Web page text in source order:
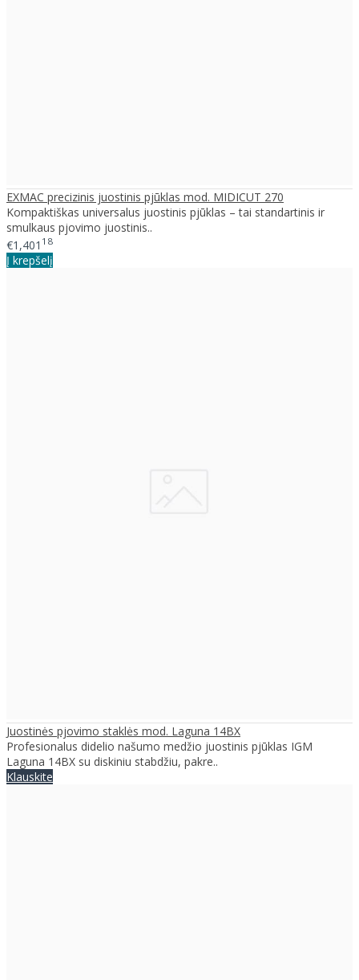
EXMAC precizinis juostinis pjūklas mod. MIDICUT 270
Kompaktiškas universalus juostinis pjūklas – tai standartinis ir
smulkaus pjovimo juostinis..
€1,401 18
Į krepšelį
Juostinės pjovimo staklės mod. Laguna 14BX
Profesionalus didelio našumo medžio juostinis pjūklas IGM
Laguna 14BX su diskiniu stabdžiu, pakre..
Klauskite